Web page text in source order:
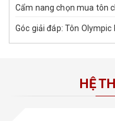
Cẩm nang chọn mua tôn
Góc giải đáp: Tôn
HỆ